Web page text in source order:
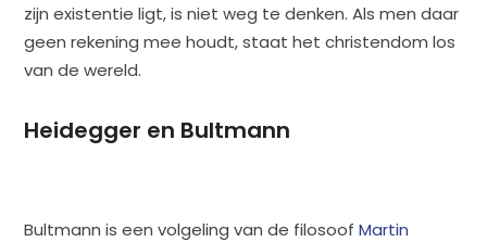
zijn existentie ligt, is niet weg te denken. Als men daar
geen rekening mee houdt, staat het christendom los
van de wereld.
Heidegger en Bultmann
Bultmann is een volgeling van de filosoofMartin